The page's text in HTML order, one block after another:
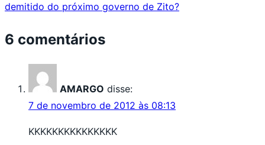
demitido do próximo governo de Zito?
6 comentários
AMARGO disse:
7 de novembro de 2012 às 08:13
KKKKKKKKKKKKKKK